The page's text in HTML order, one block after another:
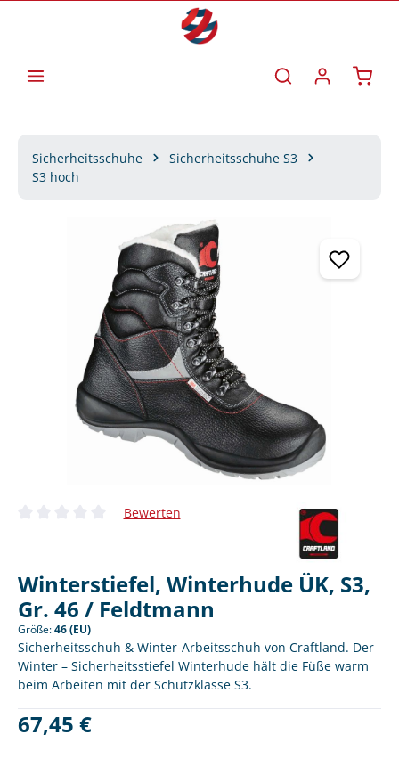
Sicherheitsschuhe
Sicherheitsschuhe S3
S3 hoch
Bildergalerie überspringen
Durchschnittliche Bewertung von 0 von 5 Sternen
Bewerten
Winterstiefel, Winterhude ÜK, S3,
Gr. 46 / Feldtmann
Größe:46 (EU)
Sicherheitsschuh & Winter-Arbeitsschuh von Craftland. Der
Winter – Sicherheitsstiefel Winterhude hält die Füße warm
beim Arbeiten mit der Schutzklasse S3.
Regulärer Preis:
67,45 €